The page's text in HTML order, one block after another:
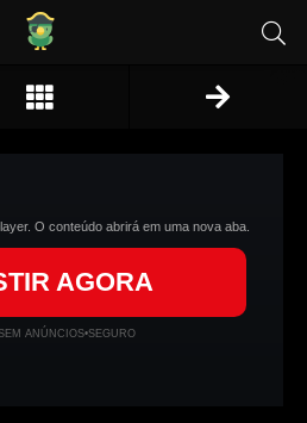
O conteúdo abrirá em uma nova aba.
AGORA
ANÚNCIOS•SEGURO